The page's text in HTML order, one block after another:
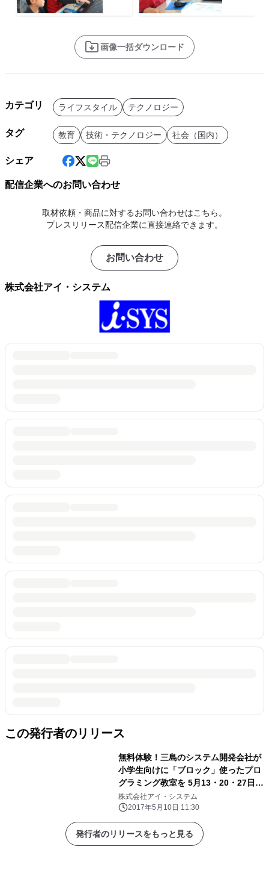
画像一括ダウンロード
カテゴリ ライフスタイル テクノロジー
タグ 教育 技術・テクノロジー 社会（国内）
シェア
配信企業へのお問い合わせ
取材依頼・商品に対するお問い合わせはこちら。
プレスリリース配信企業に直接連絡できます。
お問い合わせ
株式会社アイ・システム
この発行者のリリース
無料体験！三島のシステム開発会社が
小学生向けに「ブロック」使ったプロ
グラミング教室を 5月13・20・27日に
実施
株式会社アイ・システム
2017年5月10日 11:30
発行者のリリースをもっと見る